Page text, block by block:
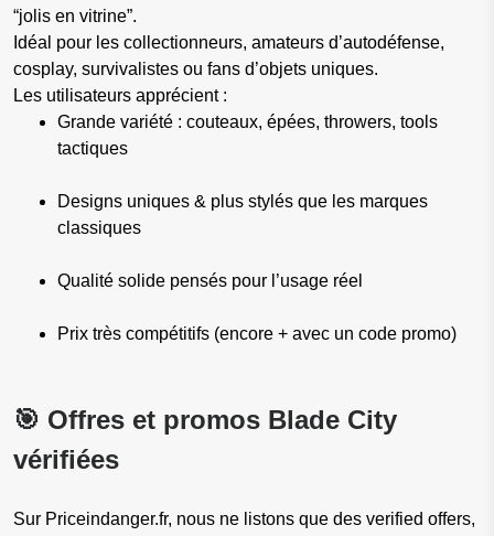
“jolis en vitrine”.
Idéal pour les collectionneurs, amateurs d’autodéfense,
cosplay, survivalistes ou fans d’objets uniques.
Les utilisateurs apprécient :
Grande variété : couteaux, épées, throwers, tools
tactiques
Designs uniques & plus stylés que les marques
classiques
Qualité solide pensés pour l’usage réel
Prix très compétitifs (encore + avec un code promo)
🎯 Offres et promos Blade City
vérifiées
Sur Priceindanger.fr, nous ne listons que des verified offers,